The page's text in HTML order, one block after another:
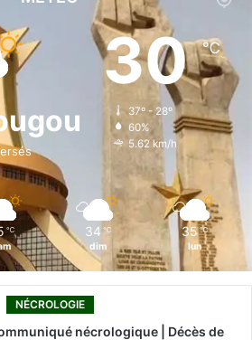
i
n
t
a
g
r
T
o
k
30℃
37º - 28º
60%
5.62 km/h
℃ 34 ℃
dim
35 ℃
lun
NÉCROLOGIE
nécrologique | Décès de